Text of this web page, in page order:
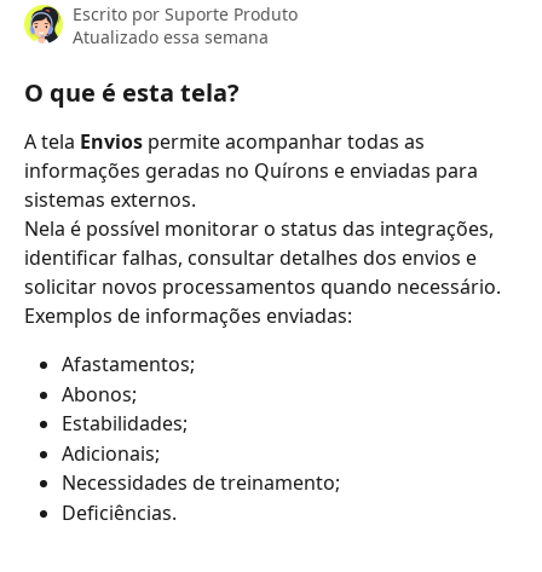
Escrito por Suporte Produto
Atualizado essa semana
O que é esta tela?
A tela Envios permite acompanhar todas as
informações geradas no Quírons e enviadas para
sistemas externos.
Nela é possível monitorar o status das integrações,
identificar falhas, consultar detalhes dos envios e
solicitar novos processamentos quando necessário.
Exemplos de informações enviadas:
Afastamentos;
Abonos;
Estabilidades;
Adicionais;
Necessidades de treinamento;
Deficiências.